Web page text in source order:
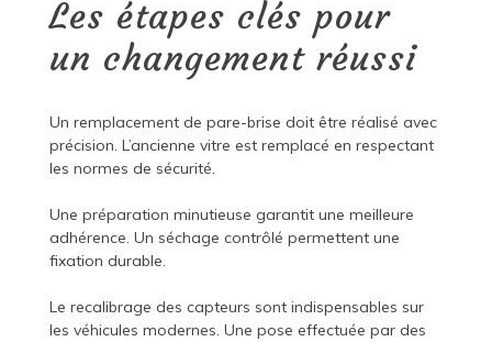
Les étapes clés pour
un changement réussi
Un remplacement de pare-brise doit être réalisé avec
précision. L’ancienne vitre est remplacé en respectant
les normes de sécurité.
Une préparation minutieuse garantit une meilleure
adhérence. Un séchage contrôlé permettent une
fixation durable.
Le recalibrage des capteurs sont indispensables sur
les véhicules modernes. Une pose effectuée par des